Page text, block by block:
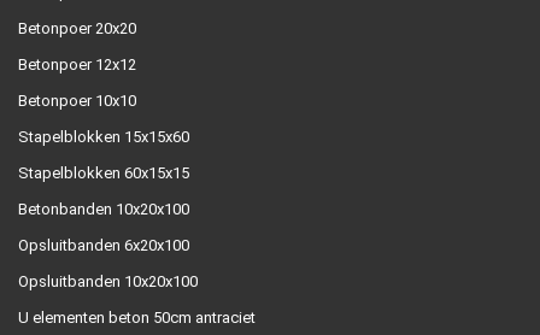
Betonpoer 20x20
Betonpoer 12x12
Betonpoer 10x10
Stapelblokken 15x15x60
Stapelblokken 60x15x15
Betonbanden 10x20x100
Opsluitbanden 6x20x100
Opsluitbanden 10x20x100
U elementen beton 50cm antraciet